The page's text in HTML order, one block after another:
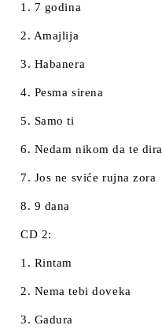
1. 7 godina
2. Amajlija
3. Habanera
4. Pesma sirena
5. Samo ti
6. Nedam nikom da te dira
7. Jos ne sviće rujna zora
8. 9 dana
CD 2:
1. Rintam
2. Nema tebi doveka
3. Gadura